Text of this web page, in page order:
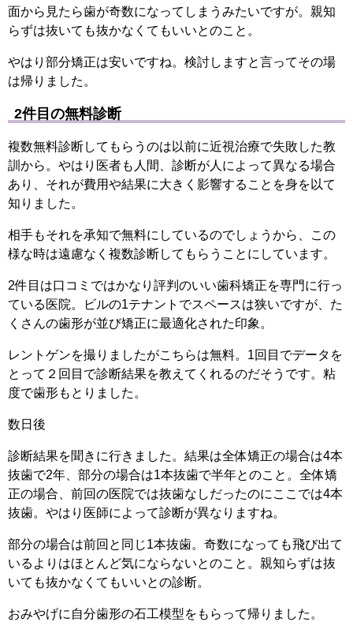
面から見たら歯が奇数になってしまうみたいですが。親知
らずは抜いても抜かなくてもいいとのこと。
やはり部分矯正は安いですね。検討しますと言ってその場
は帰りました。
2件目の無料診断
複数無料診断してもらうのは以前に近視治療で失敗した教
訓から。やはり医者も人間、診断が人によって異なる場合
あり、それが費用や結果に大きく影響することを身を以て
知りました。
相手もそれを承知で無料にしているのでしょうから、この
様な時は遠慮なく複数診断してもらうことにしています。
2件目は口コミではかなり評判のいい歯科矯正を専門に行っ
ている医院。ビルの1テナントでスペースは狭いですが、た
くさんの歯形が並び矯正に最適化された印象。
レントゲンを撮りましたがこちらは無料。1回目でデータを
とって２回目で診断結果を教えてくれるのだそうです。粘
度で歯形もとりました。
数日後
診断結果を聞きに行きました。結果は全体矯正の場合は4本
抜歯で2年、部分の場合は1本抜歯で半年とのこと。全体矯
正の場合、前回の医院では抜歯なしだったのにここでは4本
抜歯。やはり医師によって診断が異なりますね。
部分の場合は前回と同じ1本抜歯。奇数になっても飛び出て
いるよりはほとんど気にならないとのこと。親知らずは抜
いても抜かなくてもいいとの診断。
おみやげに自分歯形の石工模型をもらって帰りました。